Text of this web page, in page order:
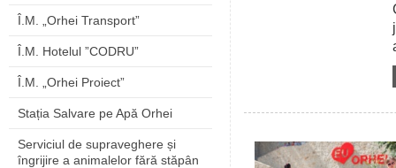
Î.M. „Orhei Transport”
Î.M. Hotelul ”CODRU”
Î.M. „Orhei Proiect”
Stația Salvare pe Apă Orhei
Serviciul de supraveghere și
îngrijire a animalelor fără stăpân